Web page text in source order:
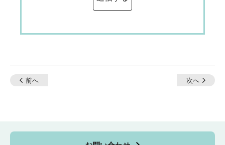
ョ
前へ 次へ